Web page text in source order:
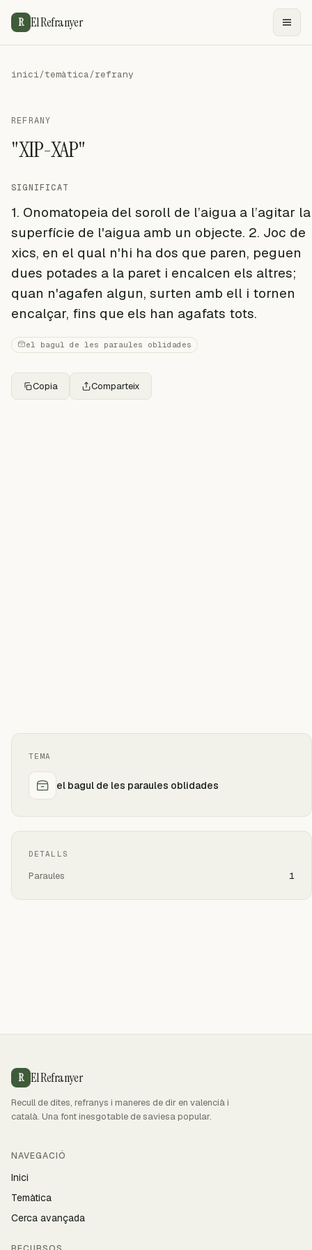
R El Refranyer
inici/temàtica/refrany
REFRANY
"XIP-XAP"
SIGNIFICAT
1. Onomatopeia del soroll de l’aigua a l’agitar la
superfície de l'aigua amb un objecte. 2. Joc de
xics, en el qual n'hi ha dos que paren, peguen
dues potades a la paret i encalcen els altres;
quan n'agafen algun, surten amb ell i tornen
encalçar, fins que els han agafats tots.
el bagul de les paraules oblidades
Copia Comparteix
TEMA
el bagul de les paraules oblidades
DETALLS
Paraules 1
R El Refranyer
Recull de dites, refranys i maneres de dir en valencià i
català. Una font inesgotable de saviesa popular.
NAVEGACIÓ
Inici
Temàtica
Cerca avançada